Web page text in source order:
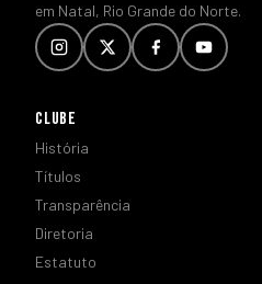
em Natal, Rio Grande do Norte.
CLUBE
História
Títulos
Transparência
Diretoria
Estatuto